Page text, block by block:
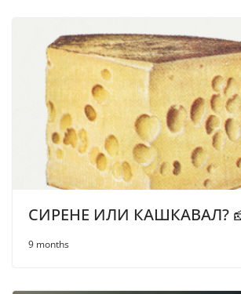
СИРЕНЕ ИЛИ КАШКАВАЛ?
9 months